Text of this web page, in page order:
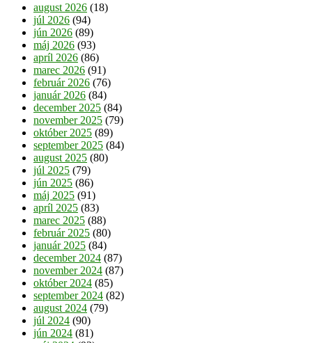
august 2026 (18)
júl 2026 (94)
jún 2026 (89)
máj 2026 (93)
apríl 2026 (86)
marec 2026 (91)
február 2026 (76)
január 2026 (84)
december 2025 (84)
november 2025 (79)
október 2025 (89)
september 2025 (84)
august 2025 (80)
júl 2025 (79)
jún 2025 (86)
máj 2025 (91)
apríl 2025 (83)
marec 2025 (88)
február 2025 (80)
január 2025 (84)
december 2024 (87)
november 2024 (87)
október 2024 (85)
september 2024 (82)
august 2024 (79)
júl 2024 (90)
jún 2024 (81)